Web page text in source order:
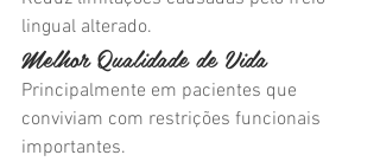
lingual alterado.
Melhor Qualidade de Vida
Principalmente em pacientes que
conviviam com restrições funcionais
importantes.